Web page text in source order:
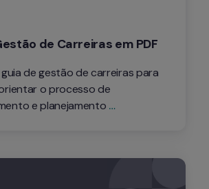
de Carreiras em PDF
de gestão de carreiras para
o processo de
e planejamento